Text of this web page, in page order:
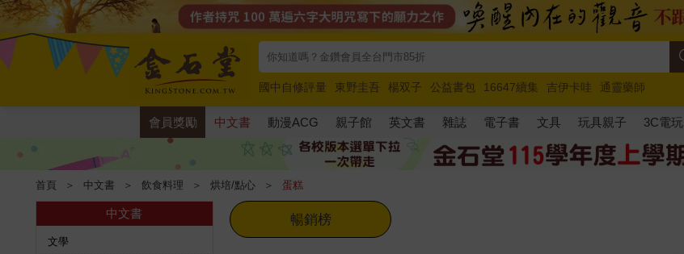
國中自修評量 東野圭吾 楊双子 公益書包 16647續集 吉伊卡哇
通靈藥師
唯紅花綻放
奧德賽 路邊攤新作 馬斯克 玩具總動員5 超慢跑
會員獎勵 中文書 動漫ACG 親子館 英文書 雜誌 電子書 文具 玩具親子 3C電玩
首頁 ＞ 中文書 ＞ 飲食料理 ＞ 烘培/點心 ＞ 蛋糕
中文書
文學
暢銷榜